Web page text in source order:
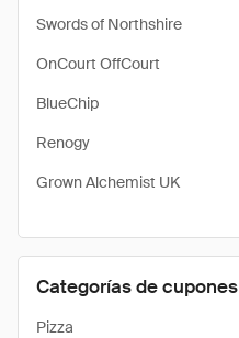
Swords of Northshire
OnCourt OffCourt
BlueChip
Renogy
Grown Alchemist UK
Categorías de cupones
Pizza